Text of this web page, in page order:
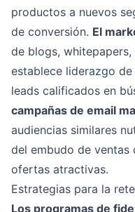
productos a nuevos
de conversión. El
de blogs,
establece liderazgo
leads calificados en
campañas de email
audiencias similares
del embudo de ventas
ofertas atractivas.
Estrategias para la
Los programas de